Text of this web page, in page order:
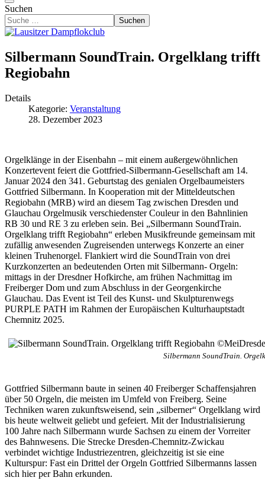
Suchen
Suchen
Silbermann SoundTrain. Orgelklang trifft
Regiobahn
Details
Kategorie: Veranstaltung
28. Dezember 2023
Orgelklänge in der Eisenbahn – mit einem außergewöhnlichen
Konzertevent feiert die Gottfried-Silbermann-Gesellschaft am 14.
Januar 2024 den 341. Geburtstag des genialen Orgelbaumeisters
Gottfried Silbermann. In Kooperation mit der Mitteldeutschen
Regiobahn (MRB) wird an diesem Tag zwischen Dresden und
Glauchau Orgelmusik verschiedenster Couleur in den Bahnlinien
RB 30 und RE 3 zu erleben sein. Bei „Silbermann SoundTrain.
Orgelklang trifft Regiobahn“ erleben Musikfreunde gemeinsam mit
zufällig anwesenden Zugreisenden unterwegs Konzerte an einer
kleinen Truhenorgel. Flankiert wird die SoundTrain von drei
Kurzkonzerten an bedeutenden Orten mit Silbermann- Orgeln:
mittags in der Dresdner Hofkirche, am frühen Nachmittag im
Freiberger Dom und zum Abschluss in der Georgenkirche
Glauchau. Das Event ist Teil des Kunst- und Skulpturenwegs
PURPLE PATH im Rahmen der Europäischen Kulturhauptstadt
Chemnitz 2025.
Silbermann SoundTrain.
Gottfried Silbermann baute in seinen 40 Freiberger Schaffensjahren
über 50 Orgeln, die meisten im Umfeld von Freiberg. Seine
Techniken waren zukunftsweisend, sein „silberner“ Orgelklang wird
bis heute weltweit geliebt und gefeiert. Mit der Industrialisierung
100 Jahre nach Silbermann wurde Sachsen zu einem der Vorreiter
des Bahnwesens. Die Strecke Dresden-Chemnitz-Zwickau
verbindet wichtige Industriezentren, gleichzeitig ist sie eine
Kulturspur: Fast ein Drittel der Orgeln Gottfried Silbermanns lassen
sich hier per Bahn erkunden.